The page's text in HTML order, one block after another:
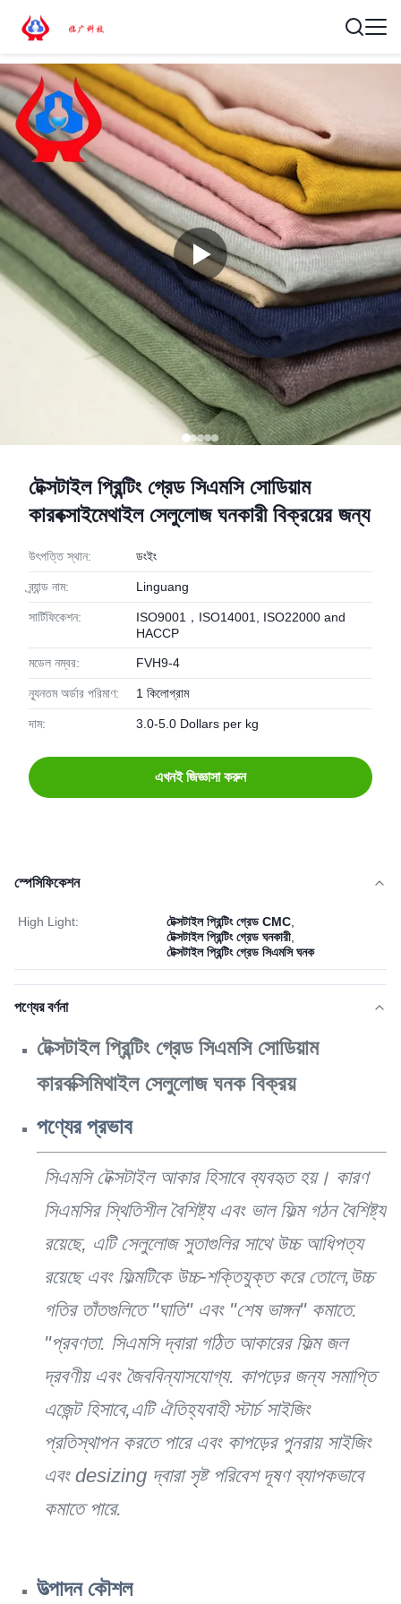
টেক্সটাইল প্রিন্টিং গ্রেড সিএমসি সোডিয়াম
কারবক্সাইমেথাইল সেলুলোজ ঘনকারী বিক্রয়ের জন্য
উৎপত্তি স্থান: ডংইং
ব্র্যান্ড নাম: Linguang
সার্টিফিকেশন:
ISO9001，ISO14001, ISO22000 and
HACCP
মডেল নম্বর: FVH9-4
ন্যূনতম অর্ডার পরিমাণ: 1 কিলোগ্রাম
দাম: 3.0-5.0 Dollars per kg
এখনই জিজ্ঞাসা করুন
স্পেসিফিকেশন
High Light: টেক্সটাইল প্রিন্টিং গ্রেড CMC
টেক্সটাইল প্রিন্টিং গ্রেড ঘনকারী
টেক্সটাইল প্রিন্টিং গ্রেড সিএমসি ঘনক
পণ্যের বর্ণনা
টেক্সটাইল প্রিন্টিং গ্রেড সিএমসি সোডিয়াম
কারবক্সিমিথাইল সেলুলোজ ঘনক বিক্রয়
পণ্যের প্রভাব
সিএমসি টেক্সটাইল আকার হিসাবে ব্যবহৃত হয়। কারণ
সিএমসির স্থিতিশীল বৈশিষ্ট্য এবং ভাল ফিল্ম গঠন বৈশিষ্ট্য
রয়েছে, এটি সেলুলোজ সুতাগুলির সাথে উচ্চ আধিপত্য
রয়েছে এবং ফিল্মটিকে উচ্চ-শক্তিযুক্ত করে তোলে,উচ্চ
গতির তাঁতগুলিতে "ঘাতি" এবং "শেষ ভাঙ্গন" কমাতে.
"প্রবণতা. সিএমসি দ্বারা গঠিত আকারের ফিল্ম জল
দ্রবণীয় এবং জৈববিন্যাসযোগ্য. কাপড়ের জন্য সমাপ্তি
এজেন্ট হিসাবে,এটি ঐতিহ্যবাহী স্টার্চ সাইজিং
প্রতিস্থাপন করতে পারে এবং কাপড়ের পুনরায় সাইজিং
এবং desizing দ্বারা সৃষ্ট পরিবেশ দূষণ ব্যাপকভাবে
কমাতে পারে.
উত্পাদন কৌশল